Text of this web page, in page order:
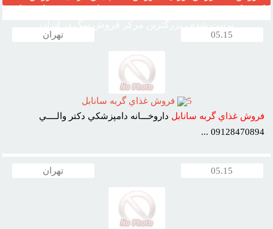
05.15 تهران
5
فروش غذاي گربه سانابل
فروش غذاي گربه سانابل داروخـــانه دامپزشکي دکتر والــــي
09128470894 ...
05.15 تهران